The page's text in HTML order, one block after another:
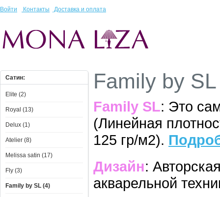
Войти Контакты Доставка и оплата
Сатин:
Elite (2)
Royal (13)
Delux (1)
Atelier (8)
Melissa satin (17)
Fly (3)
Family by SL (4)
Family by SL
Family SL: Это
(Линейная
125 гр/м2).
Дизайн:
акварельной